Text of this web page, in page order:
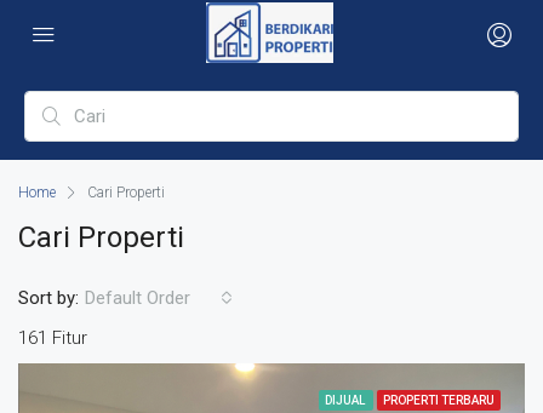
Home Cari Properti
Cari Properti
161 Fitur
Sort by: Default Order
DIJUAL PROPERTI TERBARU